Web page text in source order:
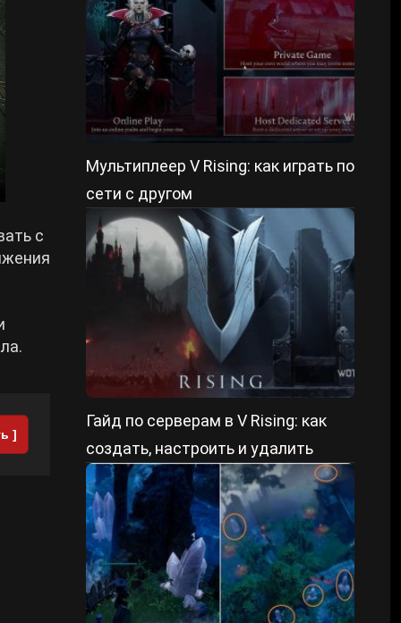
с
]
Мультиплеер V Rising: как играть по
сети с другом
Гайд по серверам в V Rising: как
создать, настроить и удалить